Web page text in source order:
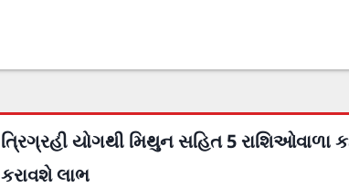
ત્રિગ્રહી યોગથી મિથુન સહિત 5 રાશિઓવાળા
કરાવશે લાભ